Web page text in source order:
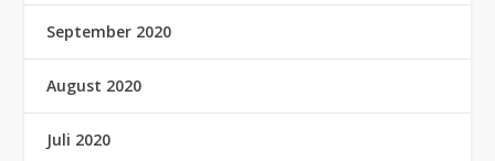
September 2020
August 2020
Juli 2020